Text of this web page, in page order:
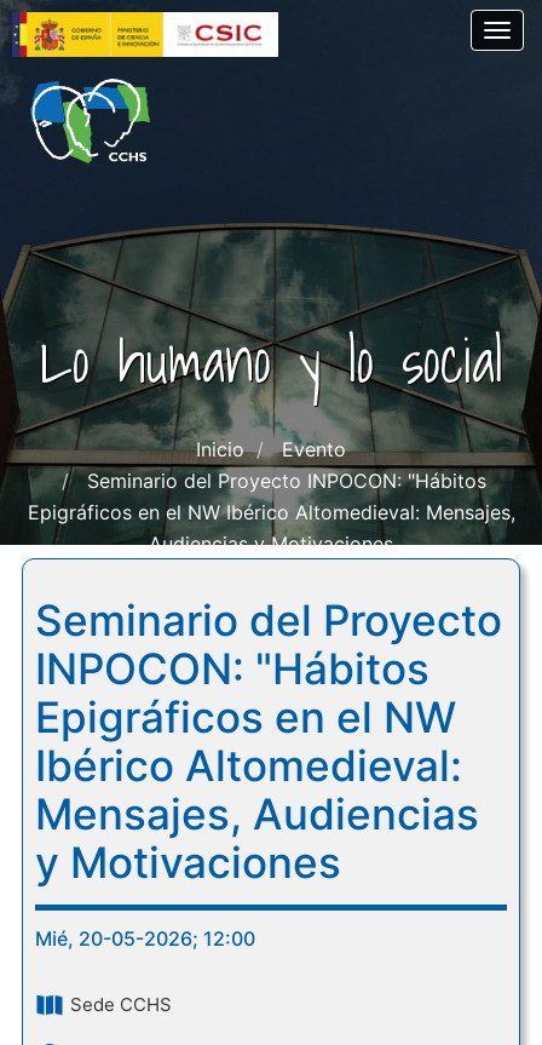
Pasar
al
contenido
principal
Lo humano y lo social
Inicio
Evento
Seminario del Proyecto INPOCON: "Hábitos
Epigráficos en el NW Ibérico Altomedieval: Mensajes,
Audiencias y Motivaciones
Seminario del Proyecto
INPOCON: "Hábitos
Epigráficos en el NW
Ibérico Altomedieval:
Mensajes, Audiencias
y Motivaciones
Mié, 20-05-2026; 12:00
Sede CCHS